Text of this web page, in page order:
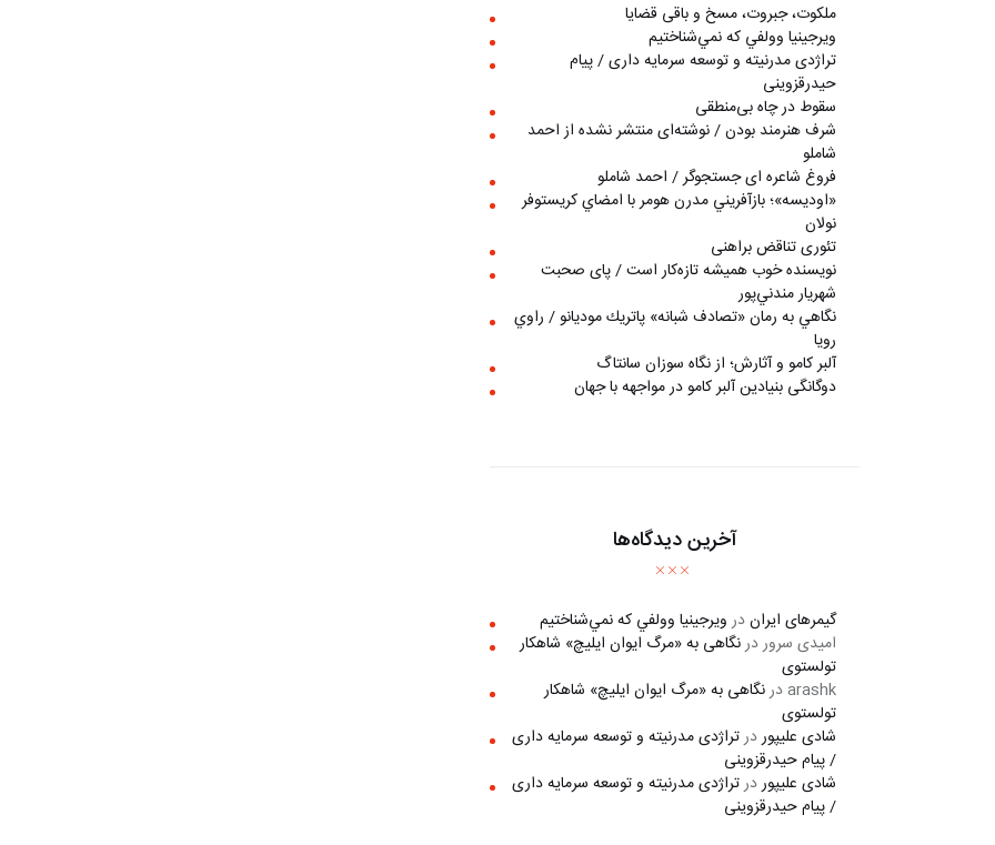
ملکوت، جبروت، مسخ و باقی قضایا
ويرجينيا وولفي كه نمي‌شناختيم
تراژدی مدرنیته و توسعه سرمایه داری / پیام
حیدرقزوینی
سقوط در چاه بی‌منطقی
شرف هنرمند بودن / نوشته‌ای منتشر نشده از احمد
شاملو
فروغ شاعره ای جستجوگر / احمد شاملو
«اوديسه»؛ بازآفريني مدرن هومر با امضاي كريستوفر
نولان
تئوری تناقض براهنی
نويسنده خوب هميشه تازه‌كار است / پای صحبت
شهريار مندني‌پور
نگاهي به رمان «تصادف شبانه» پاتريك موديانو / راوي
رويا
آلبر کامو و آثارش؛ از نگاه سوزان سانتاگ
دوگانگی بنیادین آلبر کامو در مواجهه با جهان
آخرین دیدگاه‌ها
گیمرهای ایراندرويرجينيا وولفي كه نمي‌شناختيم
امیدی سروردرنگاهی به «مرگ ايوان ايليچ» شاهکار
تولستوی
arashkدرنگاهی به «مرگ ايوان ايليچ» شاهکار
تولستوی
شادی علیپوردرتراژدی مدرنیته و توسعه سرمایه داری
/ پیام حیدرقزوینی
شادی علیپوردرتراژدی مدرنیته و توسعه سرمایه داری
/ پیام حیدرقزوینی